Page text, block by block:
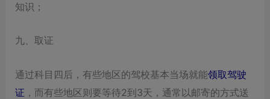
知识；
九、取证
通过科目四后，有些地区的驾校基本当场就能领取驾驶
证 ，而有些地区则要等待2到3天，通常以邮寄的方式送